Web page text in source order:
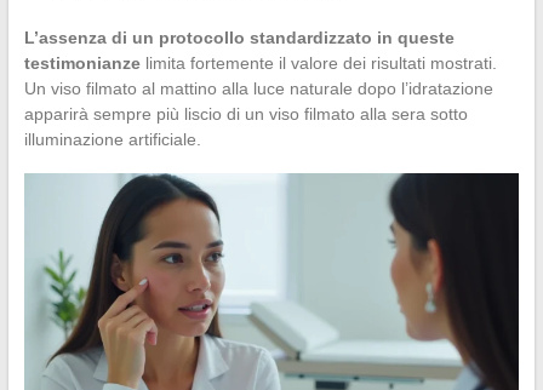
L’assenza di un protocollo standardizzato in queste
testimonianzelimita fortemente il valore dei risultati mostrati.
Un viso filmato al mattino alla luce naturale dopo l’idratazione
apparirà sempre più liscio di un viso filmato alla sera sotto
illuminazione artificiale.